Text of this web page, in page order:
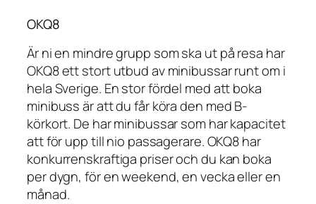
OKQ8
Är ni en mindre grupp som ska ut på resa har
OKQ8 ett stort utbud av minibussar runt om i
hela Sverige. En stor fördel med att boka
minibuss är att du får köra den med B-
körkort. De har minibussar som har kapacitet
att för upp till nio passagerare. OKQ8 har
konkurrenskraftiga priser och du kan boka
per dygn, för en weekend, en vecka eller en
månad.